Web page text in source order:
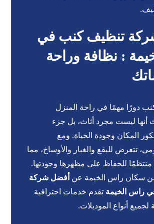
تنظيف كنب في
: نظافة وراحة
دورًا مهمًا في راحة المنزل
أنها ليست مجرد أثاث، بل جزء
المكان وجودة الحياة. ومع
تتعرض للبقع والغبار والأوساخ، مما
منتظمًا للحفاظ على مظهرها وجودتها.
من سكان راس الخيمة عن أفضل شركة
راس الخيمة تقدم خدمات احترافية
لجميع أنواع الموديلات.